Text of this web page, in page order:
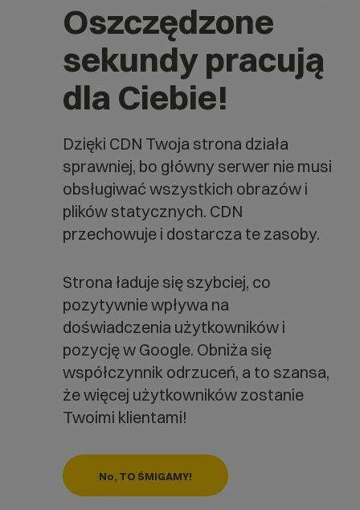
Oszczędzone
sekundy pracują
dla Ciebie!
Dzięki CDN Twoja strona działa
sprawniej, bo główny serwer nie musi
obsługiwać wszystkich obrazów i
plików statycznych. CDN
przechowuje i dostarcza te zasoby.
Strona ładuje się szybciej, co
pozytywnie wpływa na
doświadczenia użytkowników i
pozycję w Google. Obniża się
współczynnik odrzuceń, a to szansa,
że więcej użytkowników zostanie
Twoimi klientami!
No, TO ŚMIGAMY!